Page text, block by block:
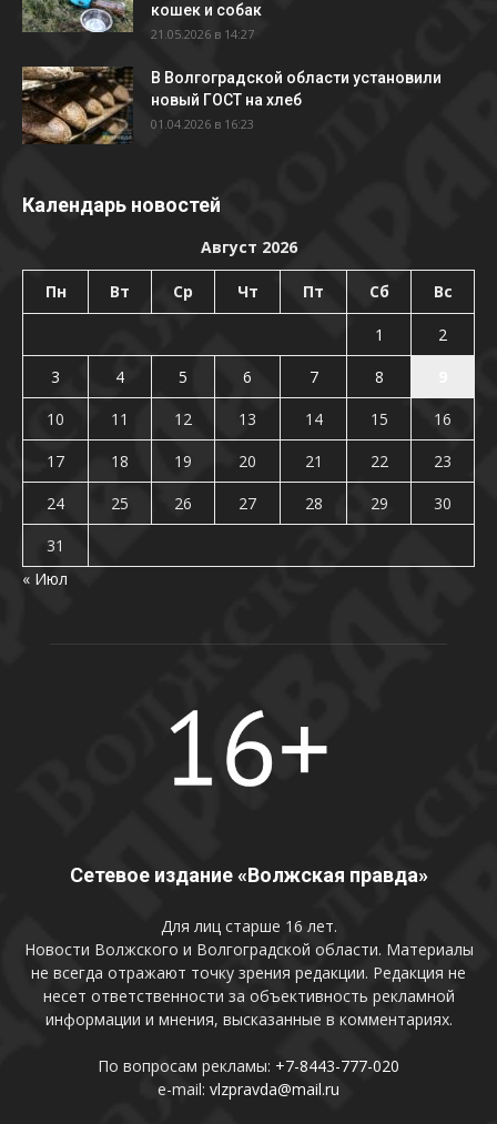
кошек и собак
21.05.2026 в 14:27
В Волгоградской области установили
новый ГОСТ на хлеб
01.04.2026 в 16:23
Календарь новостей
Август 2026
Пн Вт Ср Чт Пт Сб Вс
1
2
3
4 5 6 7 8
10
11 12 13 14 15
16
17
18 19 20 21 22
23
24
25 26 27 28 29
30
31
« Июл
Сетевое издание «Волжская правда»
Для лиц старше 16 лет.
Новости Волжского и Волгоградской области. Материалы
не всегда отражают точку зрения редакции. Редакция не
несет ответственности за объективность рекламной
информации и мнения, высказанные в комментариях.
По вопросам рекламы: +7-8443-777-020
e-mail: vlzpravda@mail.ru